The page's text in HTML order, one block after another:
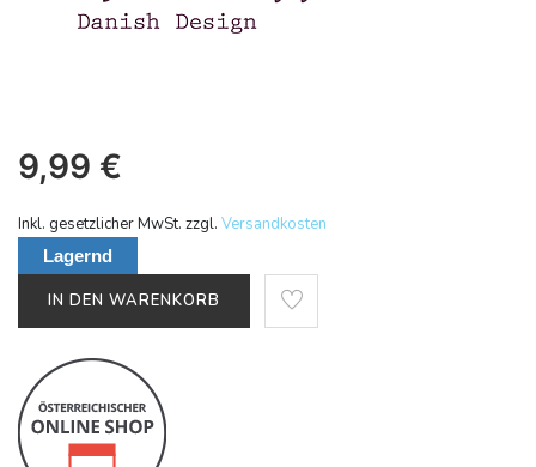
9,99 €
Inkl. gesetzlicher MwSt. zzgl. Versandkosten
Lagernd
IN DEN WARENKORB